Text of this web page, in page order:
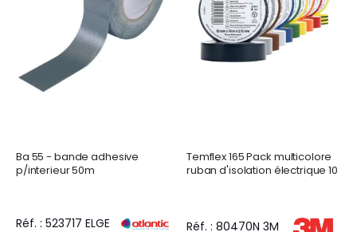
Ba 55 - bande adhesive
p/interieur 50m
Réf. : 523717 ELGE
Temflex 165 Pack multicolore
ruban d'isolation électrique 10
Réf. : 80470N 3M